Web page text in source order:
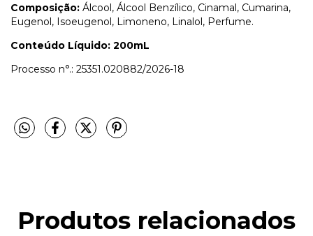
Composição: Álcool, Álcool Benzílico, Cinamal, Cumarina,
Eugenol, Isoeugenol, Limoneno, Linalol, Perfume.
Conteúdo Líquido: 200mL
Processo n°.: 25351.020882/2026-18
Produtos relacionados